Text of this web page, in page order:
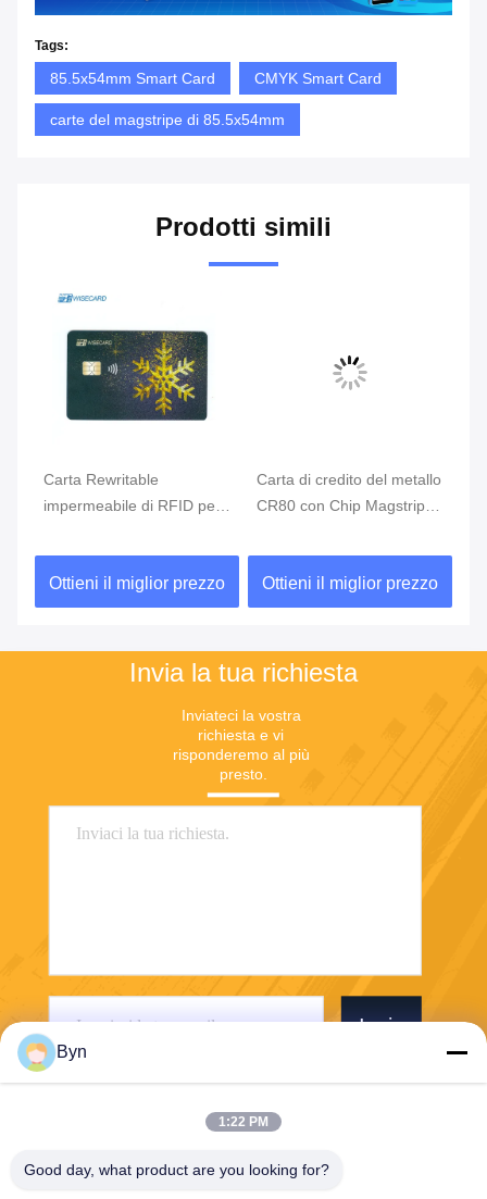
Tags:
85.5x54mm Smart Card CMYK Smart Card
carte del magstripe di 85.5x54mm
Prodotti simili
Carta Rewritable
impermeabile di RFID per
di affari
Ottieni il miglior prezzo
Carta di credito del metallo
CR80 con Chip Magstripe
Ottieni il miglior prezzo
Invia la tua richiesta
Inviateci la vostra
richiesta e vi
risponderemo al più
presto.
Invia
Byn
1:22 PM
Good day, what product are you looking for?